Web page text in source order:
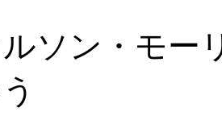
ソン・モー